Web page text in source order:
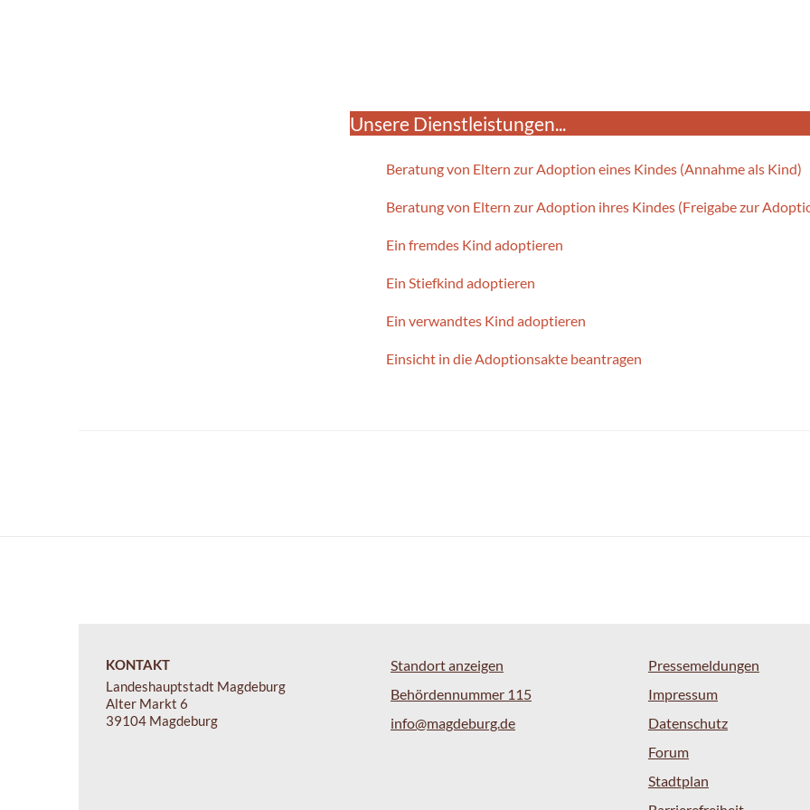
Unsere Dienstleistungen...
Beratung von Eltern zur Adoption eines Kindes (Annahme als Kind)
Beratung von Eltern zur Adoption ihres Kindes (Freigabe zur
Ein fremdes Kind adoptieren
Ein Stiefkind adoptieren
Ein verwandtes Kind adoptieren
Einsicht in die Adoptionsakte beantragen
KONTAKT
Landeshauptstadt Magdeburg
Alter Markt 6
39104 Magdeburg
Standort anzeigen
Behördennummer 115
info@magdeburg.de
Pressemeldungen
Impressum
Datenschutz
Forum
Stadtplan